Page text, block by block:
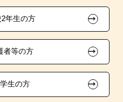
入学
年生の方
者等の方
生の方